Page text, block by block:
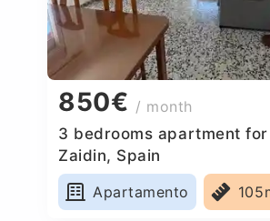
850€ / month
3 bedrooms apartment
Zaidin, Spain
Apartamento